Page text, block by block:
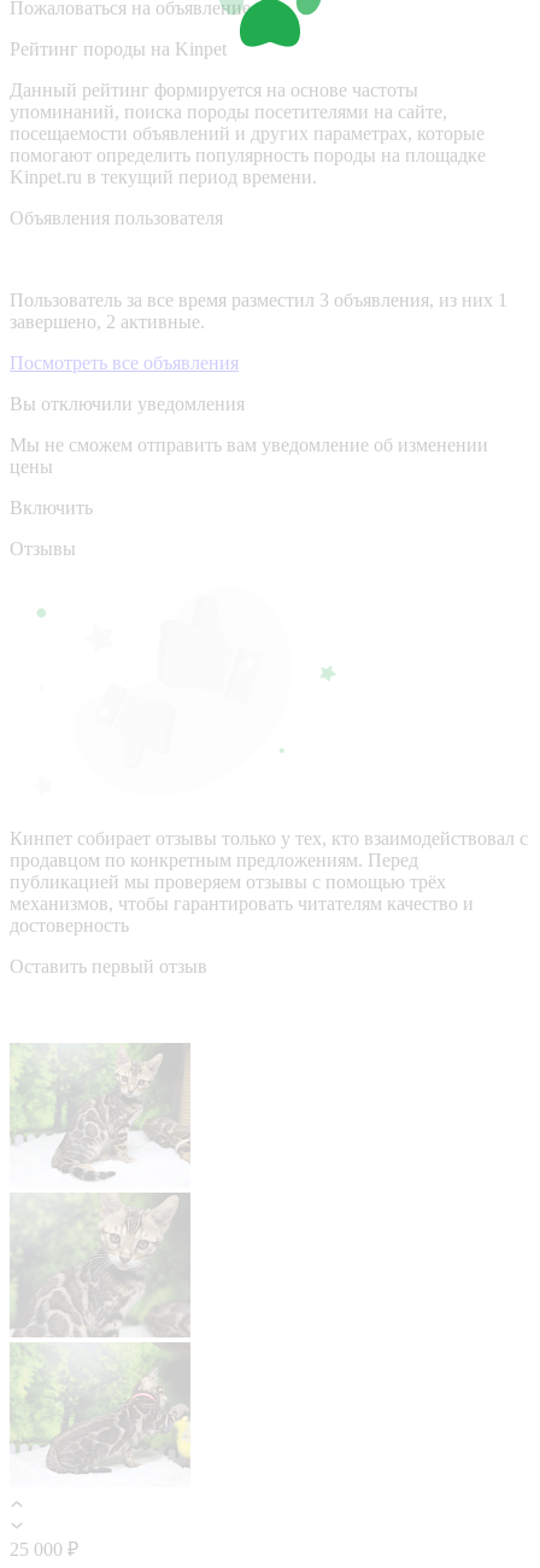
Пожаловаться на объявление
Рейтинг породы на Kinpet
Данный рейтинг формируется на основе частоты
упоминаний, поиска породы посетителями на сайте,
посещаемости объявлений и других параметрах, которые
помогают определить популярность породы на площадке
Kinpet.ru в текущий период времени.
Объявления пользователя
Пользователь за все время разместил 3 объявления, из них 1
завершено, 2 активные.
Посмотреть все объявления
Вы отключили уведомления
Мы не сможем отправить вам уведомление об изменении
цены
Включить
Отзывы
Кинпет собирает отзывы только у тех, кто взаимодействовал с
продавцом по конкретным предложениям. Перед
публикацией мы проверяем отзывы с помощью трёх
механизмов, чтобы гарантировать читателям качество и
достоверность
Оставить первый отзыв
25 000 ₽